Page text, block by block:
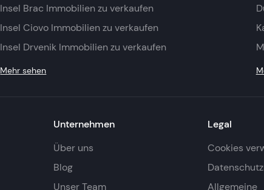
Insel Brac Immobilien zu verkaufen
Insel Ciovo Immobilien zu verkaufen
Insel Drvenik Immobilien zu verkaufen
Mehr sehen
Unternehmen
Über uns
Blog
Unser Team
Legal
Cookies
Allgemeine